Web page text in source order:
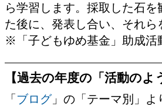
ら学習します。採取した石
た後に、発表し合い、それら
※「子どもゆめ基金」助成活
【過去の年度の「活動のよ
「 ブログ」の「テーマ別」